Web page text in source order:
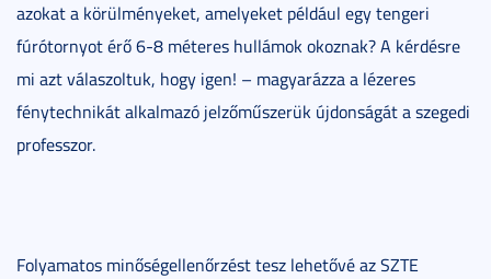
azokat a körülményeket, amelyeket például egy tengeri
fúrótornyot érő 6-8 méteres hullámok okoznak? A kérdésre
mi azt válaszoltuk, hogy igen! – magyarázza a lézeres
fénytechnikát alkalmazó jelzőműszerük újdonságát a szegedi
professzor.
Folyamatos minőségellenőrzést tesz lehetővé az SZTE